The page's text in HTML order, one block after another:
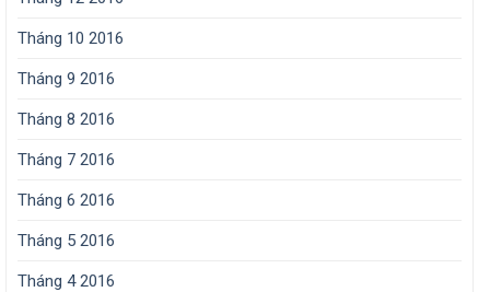
Tháng 10 2016
Tháng 9 2016
Tháng 8 2016
Tháng 7 2016
Tháng 6 2016
Tháng 5 2016
Tháng 4 2016